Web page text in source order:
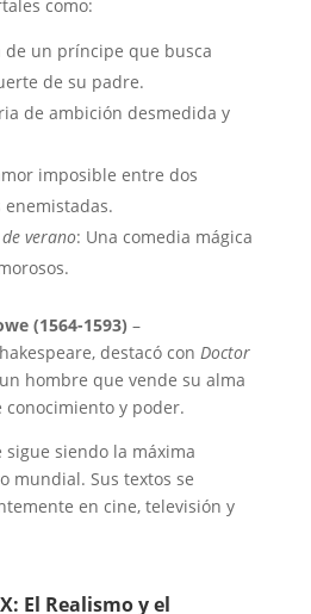
como:
de un príncipe que busca
de su padre.
de ambición desmedida y
imposible entre dos
verano: Una comedia mágica
(1564-1593) –
destacó con Doctor
hombre que vende su alma
y poder.
sigue siendo la máxima
mundial. Sus textos se
en cine, televisión y
El Realismo y el